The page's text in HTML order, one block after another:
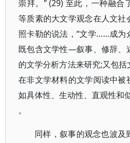
崇拜。” (29) 至此，一种融合
等质素的大文学观念在人文社
照卡勒的说法，“文学……成为
既包含文学性—叙事、修辞、
的文学分析方法来研究;又包
在非文学材料的文学阅读中被
如具体性、生动性、直观性和
。
同样，叙事的观念也波